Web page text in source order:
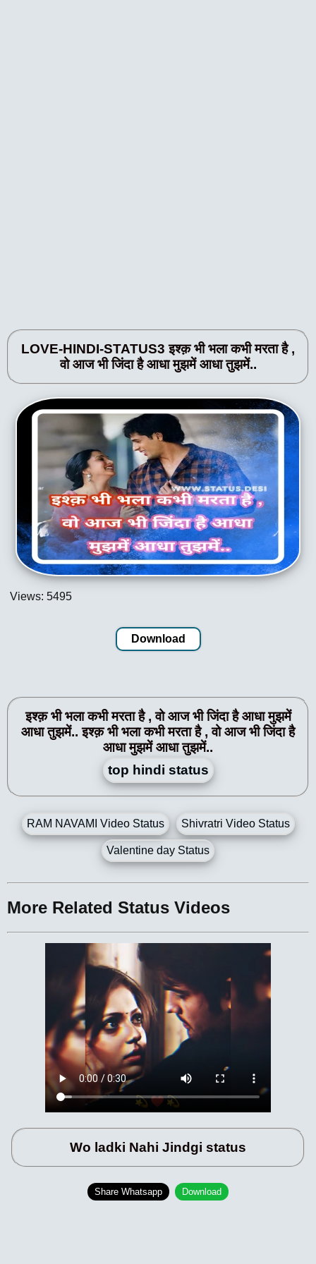
LOVE-HINDI-STATUS3 इश्क़ भी भला कभी मरता है ,
वो आज भी जिंदा है आधा मुझमें आधा तुझमें..
Views: 5495
Download
इश्क़ भी भला कभी मरता है , वो आज भी जिंदा है आधा मुझमें
आधा तुझमें.. इश्क़ भी भला कभी मरता है , वो आज भी जिंदा है
आधा मुझमें आधा तुझमें..
top hindi status
RAM NAVAMI Video Status Shivratri Video Status
Valentine day Status
More Related Status Videos
Wo ladki Nahi Jindgi status
Share Whatsapp Download